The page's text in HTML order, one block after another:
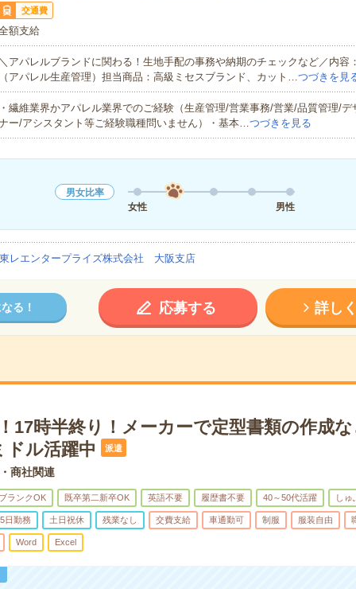
交通費
額支給
アパレルブランドに関わる！生地手配の事務や納期のチェックなど／内容
アパレル生産管理）担当商品：高級ミセスブランド、カット…つづきを見
繊維業界かアパレル業界でのご経験（生産管理/営業事務/営業/品質管理/デ
ー/アシスタント等ご経験職種問いません）・基本…つづきを見る
男女比率
女性
男性
東レエンタープライズ株式会社 大阪支店
る！ 応募する 詳し
17時半終り！メーカーで定型書類の作成
ドル活躍中
派遣
商社関連
ランクOK 既卒第二新卒OK 英語不要 履歴書不要 40～50代活躍 しゅ
日勤務 土日祝休 残業なし 交費支給 車通勤可 制服 服装自由
Word Excel